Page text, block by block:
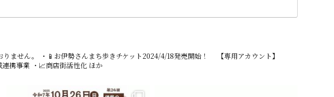
ません。 ・📱お伊勢さんまち歩きチケット2024/4/18発売開始！
【専用アカウント】
連携事業 ・📈商店街活性化 ほか